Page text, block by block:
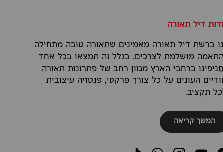
דיל תאורה
ברשת דיל תאורה מאמינים שתאורה טובה מתחילה
מושלמת לצרכים. בגלל זה תמצאו בכל אחד
ברחבי הארץ מגוון רחב של פתרונות תאורה
העונים על כל צורך פרקטי, פנטזיה עיצובית
תקציב.
המשך קריאה